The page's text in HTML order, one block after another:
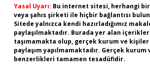
Yasal Uyarı: Bu internet sitesi, herhangi
veya şahıs şirketi ile hiçbir bağlantısı
Sitede yalnızca kendi hazırladığımız
paylaşılmaktadır. Burada yer alan
taşımamakta olup, gerçek kurum ve kişiler
paylaşım yapılmamaktadır. Gerçek
benzerlikleri tamamen tesadüfidir.